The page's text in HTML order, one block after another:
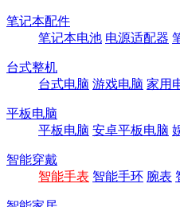
笔记本配件
笔记本电池 电源适配器
台式整机
台式电脑 游戏电脑 家用
平板电脑
平板电脑 安卓平板电脑
智能穿戴
智能手表 智能手环 腕表